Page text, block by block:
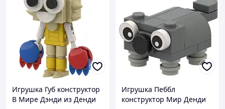
Игрушка Губ конструктор
В Мире Дэнди из Денди
Игрушка Пеббл
конструктор Мир Денди